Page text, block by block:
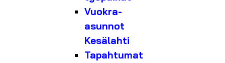
Vuokra-
asunnot
Kesälahti
Tapahtumat